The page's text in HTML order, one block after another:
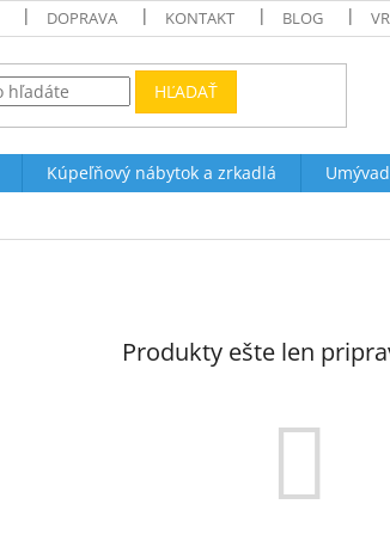
DOPRAVA KONTAKT BLOG
HĽADAŤ
Kúpeľňový nábytok a zrkadlá
Produkty ešte len